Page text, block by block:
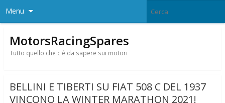
Menu
MotorsRacingSpares
Tutto quello che c'è da sapere sui motori
BELLINI E TIBERTI SU FIAT 508 C DEL 1937
VINCONO LA WINTER MARATHON 2021!